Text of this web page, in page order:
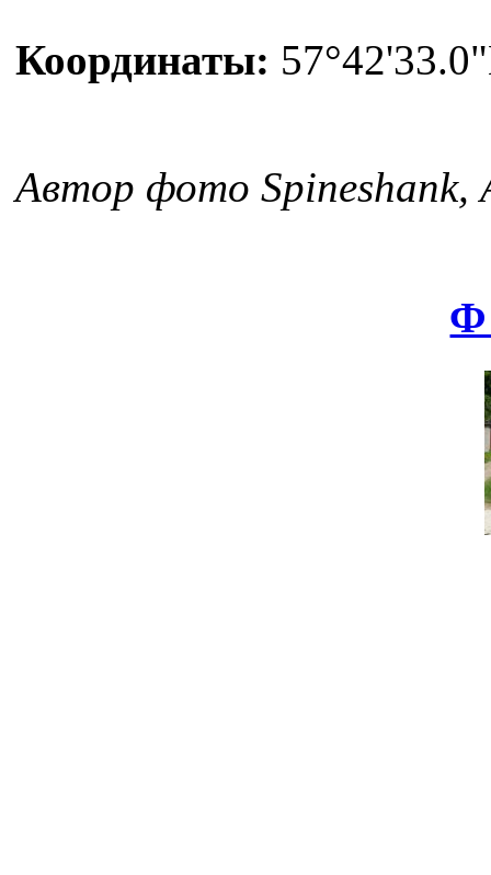
Координаты:
Автор фото Spineshank,
Ф